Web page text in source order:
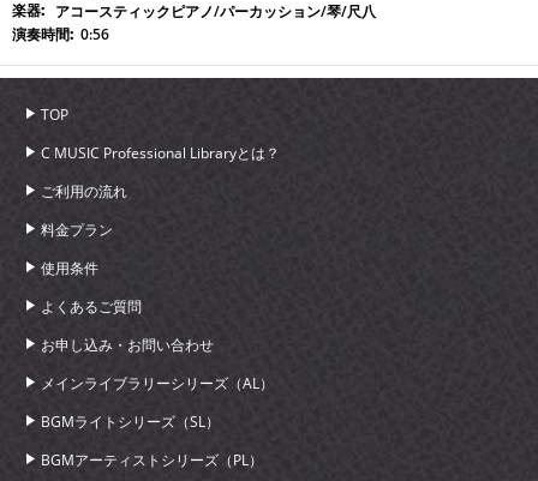
アコースティックピアノ/パーカッション/琴/尺八
0:56
TOP
C MUSIC Professional Libraryとは？
ご利用の流れ
料金プラン
使用条件
よくあるご質問
お申し込み・お問い合わせ
メインライブラリーシリーズ（AL）
BGMライトシリーズ（SL）
BGMアーティストシリーズ（PL）